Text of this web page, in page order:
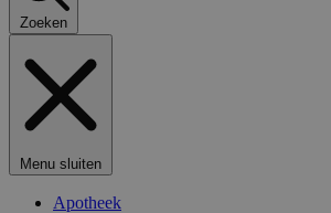
Zoeken
Menu sluiten
Apotheek